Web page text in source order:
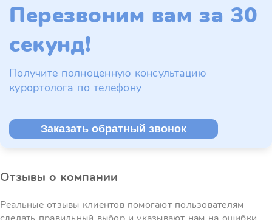
Перезвоним вам за 30
секунд!
Получите полноценную консультацию
курортолога по телефону
Заказать обратный звонок
Отзывы о компании
Реальные отзывы клиентов помогают пользователям